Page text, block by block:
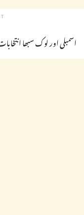
اسمبلی اور لوک سبھا